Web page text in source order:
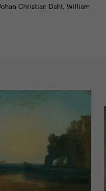
Christian Dahl, William